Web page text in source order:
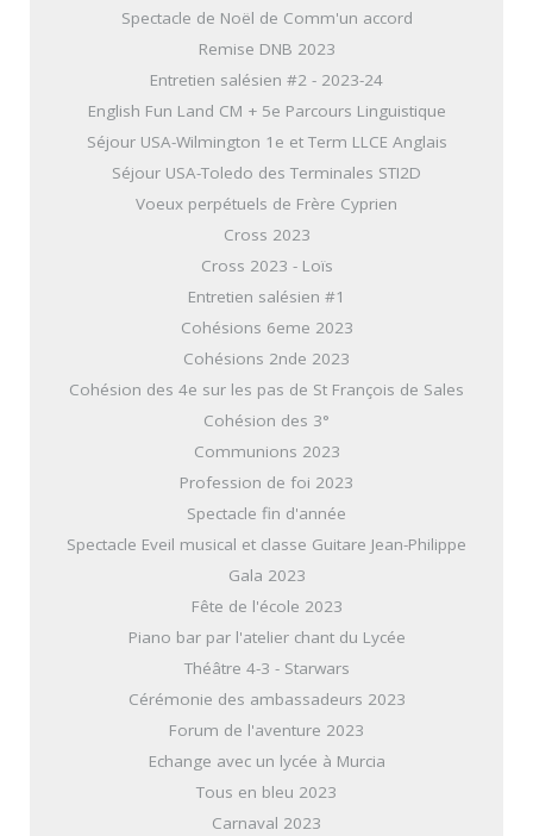
Spectacle de Noël de Comm'un accord
Remise DNB 2023
Entretien salésien #2 - 2023-24
English Fun Land CM + 5e Parcours Linguistique
Séjour USA-Wilmington 1e et Term LLCE Anglais
Séjour USA-Toledo des Terminales STI2D
Voeux perpétuels de Frère Cyprien
Cross 2023
Cross 2023 - Loïs
Entretien salésien #1
Cohésions 6eme 2023
Cohésions 2nde 2023
Cohésion des 4e sur les pas de St François de Sales
Cohésion des 3°
Communions 2023
Profession de foi 2023
Spectacle fin d'année
Spectacle Eveil musical et classe Guitare Jean-Philippe
Gala 2023
Fête de l'école 2023
Piano bar par l'atelier chant du Lycée
Théâtre 4-3 - Starwars
Cérémonie des ambassadeurs 2023
Forum de l'aventure 2023
Echange avec un lycée à Murcia
Tous en bleu 2023
Carnaval 2023